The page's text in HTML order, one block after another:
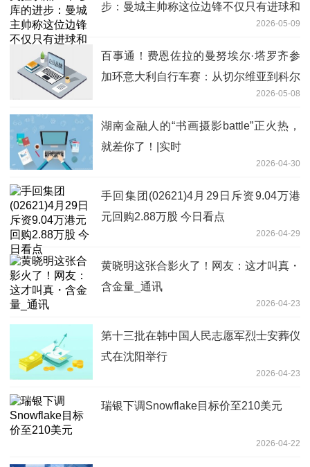
步：曼城主帅称这位边锋不仅只有进球和
2026-05-09
百事通！费恩佐拉的曼努埃尔·塔罗齐参
加环意大利自行车赛：从切尔维亚到科尔
2026-05-08
湖南金融人的“书画摄影battle”正火热，
就差你了！|实时
2026-04-30
手回集团(02621)4月29日斥资9.04万港
元回购2.88万股 今日看点
2026-04-29
黄晓明这张合影火了！网友：这才叫真・
含金量_通讯
2026-04-23
第十三批在韩中国人民志愿军烈士安葬仪
式在沈阳举行
2026-04-23
瑞银下调Snowflake目标价至210美元
2026-04-22